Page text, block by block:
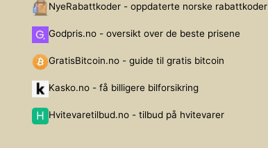
NyeRabattkoder - oppdaterte norske rabattkoder
Godpris.no - oversikt over de beste prisene
GratisBitcoin.no - guide til gratis bitcoin
Kasko.no - få billigere bilforsikring
Hvitevaretilbud.no - tilbud på hvitevarer